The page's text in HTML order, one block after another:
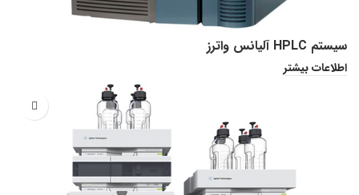
سیستم HPLC آلیانس واترز
اطلاعات بیشتر